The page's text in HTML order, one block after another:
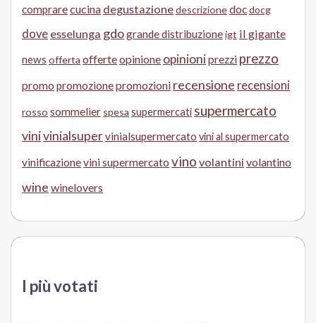
comprarecucina degustazionedescrizionedocdocg
dove esselunga gdogrande distribuzioneigt il gigante
news offerta offerteopinione opinioniprezzi prezzo
promo promozionepromozioni recensione recensioni
rosso sommelier spesa supermercati supermercato
vinivinialsupervinialsupermercato vini al supermercato
vinificazionevini supermercato vino volantini volantino
wine winelovers
I più votati